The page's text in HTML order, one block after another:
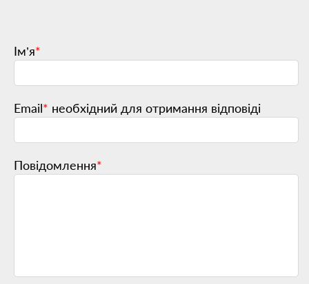
Ім’я*
Email* необхідний для отримання відповіді
Повідомлення*